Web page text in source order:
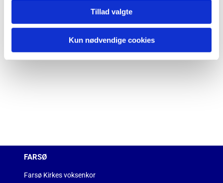
Tillad valgte
Kun nødvendige cookies
FARSØ
Farsø Kirkes voksenkor